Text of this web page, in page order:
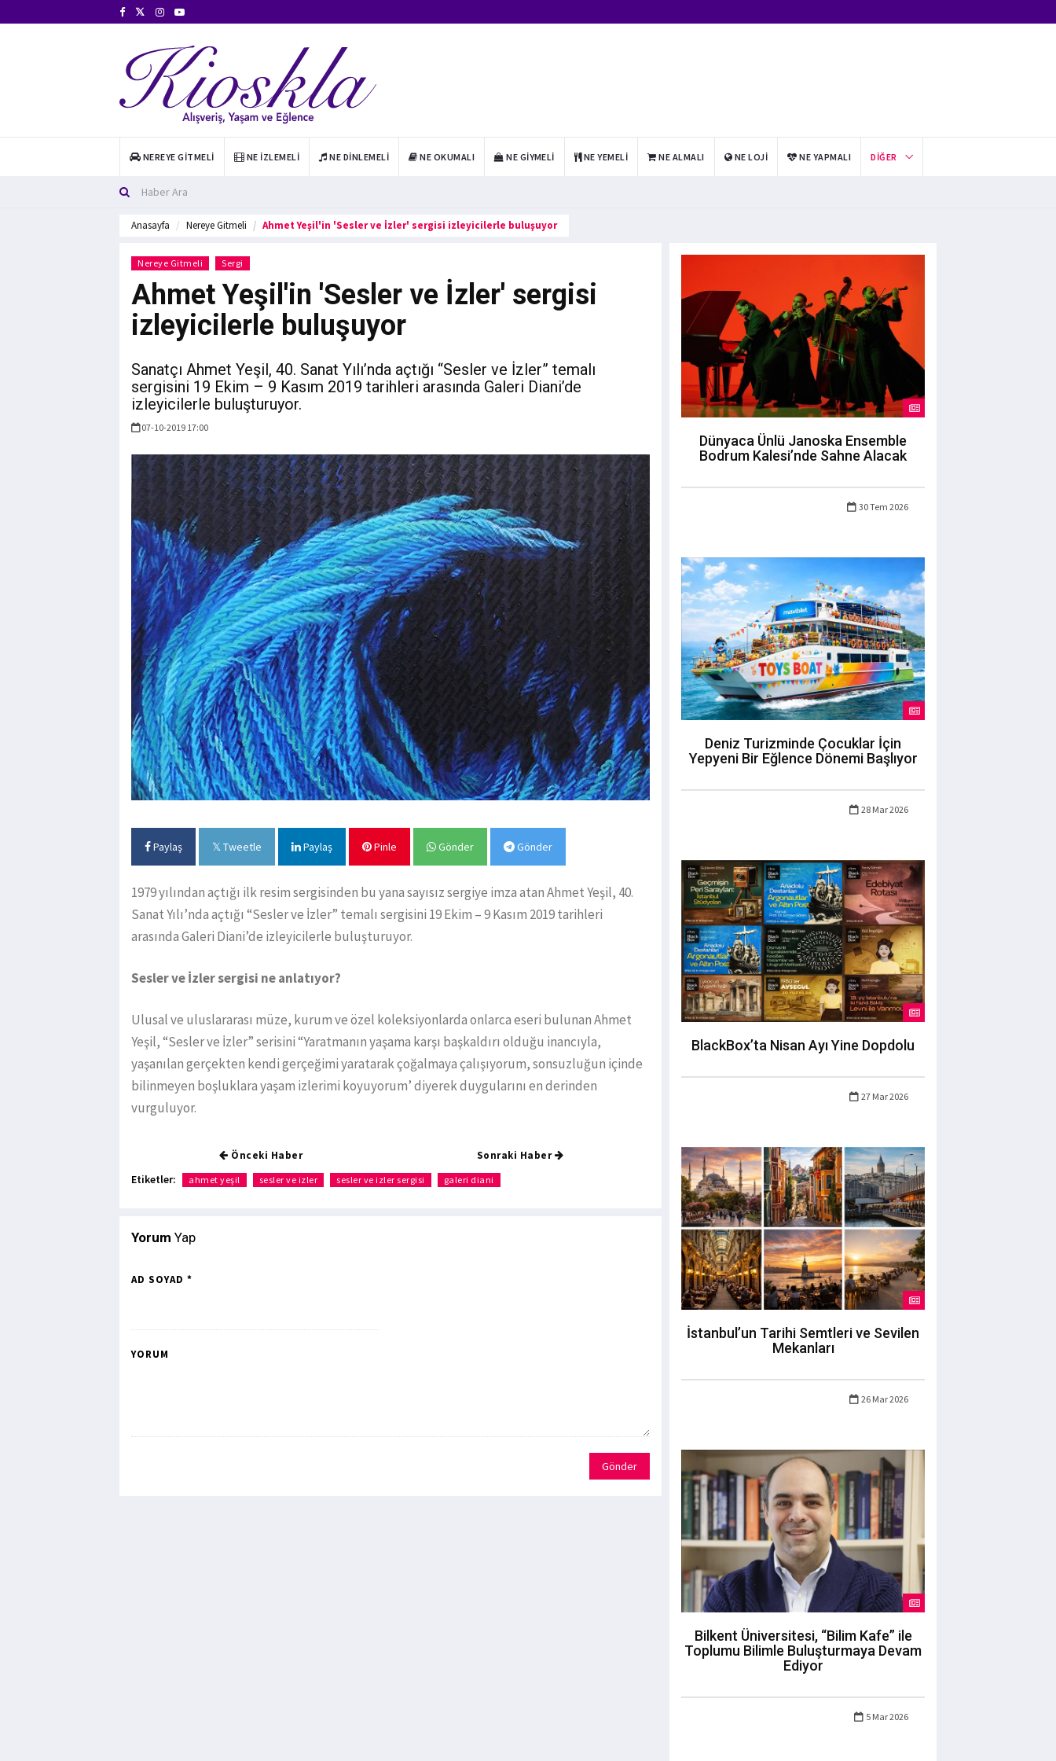
NEREYE GITMELI NE İZLEMELI NE DINLEMELI NE OKUMALI NE GIYMELI NE YEMELI NE ALMALI NE LOJI NE YAPMALI DIĞER
Anasayfa Nereye Gitmeli Ahmet Yeşil'in 'Sesler ve İzler' sergisi izleyicilerle buluşuyor
Nereye Gitmeli Sergi
Ahmet Yeşil'in 'Sesler ve İzler' sergisi
izleyicilerle buluşuyor
Sanatçı Ahmet Yeşil, 40. Sanat Yılı’nda açtığı “Sesler ve İzler” temalı
sergisini 19 Ekim – 9 Kasım 2019 tarihleri arasında Galeri Diani’de
izleyicilerle buluşturuyor.
07-10-2019 17:00
Paylaş Tweetle Paylaş Pinle Gönder Gönder
1979 yılından açtığı ilk resim sergisinden bu yana sayısız sergiye imza atan Ahmet Yeşil, 40.
Sanat Yılı’nda açtığı “Sesler ve İzler” temalı sergisini 19 Ekim – 9 Kasım 2019 tarihleri
arasında Galeri Diani’de izleyicilerle buluşturuyor.
Sesler ve İzler sergisi ne anlatıyor?
Ulusal ve uluslararası müze, kurum ve özel koleksiyonlarda onlarca eseri bulunan Ahmet
Yeşil, “Sesler ve İzler” serisini “Yaratmanın yaşama karşı başkaldırı olduğu inancıyla,
yaşanılan gerçekten kendi gerçeğimi yaratarak çoğalmaya çalışıyorum, sonsuzluğun içinde
bilinmeyen boşluklara yaşam izlerimi koyuyorum’ diyerek duygularını en derinden
vurguluyor.
Önceki Haber Sonraki Haber
Etiketler: ahmet yeşil sesler ve izler sesler ve izler sergisi galeri diani
Yorum Yap
AD SOYAD *
YORUM
Gönder
Dünyaca Ünlü Janoska Ensemble
Bodrum Kalesi’nde Sahne Alacak
30 Tem 2026
Deniz Turizminde Çocuklar İçin
Yepyeni Bir Eğlence Dönemi Başlıyor
28 Mar 2026
BlackBox’ta Nisan Ayı Yine Dopdolu
27 Mar 2026
İstanbul’un Tarihi Semtleri ve Sevilen
Mekanları
26 Mar 2026
Bilkent Üniversitesi, “Bilim Kafe” ile
Toplumu Bilimle Buluşturmaya Devam
Ediyor
5 Mar 2026